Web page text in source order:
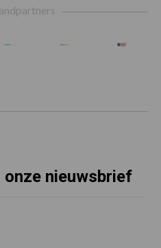
nieuwsbrief